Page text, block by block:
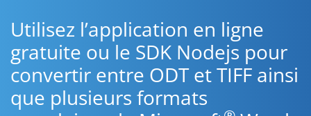
Utilisez l’application en ligne
gratuite ou le SDK Nodejs pour
convertir entre ODT et TIFF ainsi
que plusieurs formats